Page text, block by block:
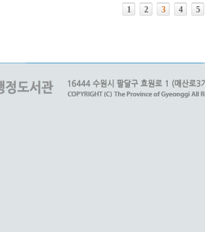
1 2 3 4 5